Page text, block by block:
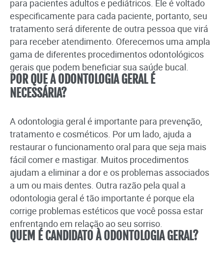
para pacientes adultos e pediátricos. Ele é voltado
especificamente para cada paciente, portanto, seu
tratamento será diferente de outra pessoa que virá
para receber atendimento. Oferecemos uma ampla
gama de diferentes procedimentos odontológicos
gerais que podem beneficiar sua saúde bucal.
POR QUE A ODONTOLOGIA GERAL É
NECESSÁRIA?
A odontologia geral é importante para prevenção,
tratamento e cosméticos. Por um lado, ajuda a
restaurar o funcionamento oral para que seja mais
fácil comer e mastigar. Muitos procedimentos
ajudam a eliminar a dor e os problemas associados
a um ou mais dentes. Outra razão pela qual a
odontologia geral é tão importante é porque ela
corrige problemas estéticos que você possa estar
enfrentando em relação ao seu sorriso.
QUEM É CANDIDATO À ODONTOLOGIA GERAL?